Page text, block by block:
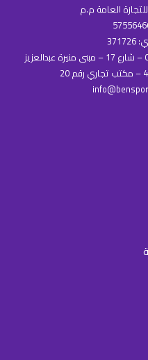
العامة م.م
العنوان: حولي – حولي قطعة 001 – شارع 17 – مبنى منيرة عبدالعزيز